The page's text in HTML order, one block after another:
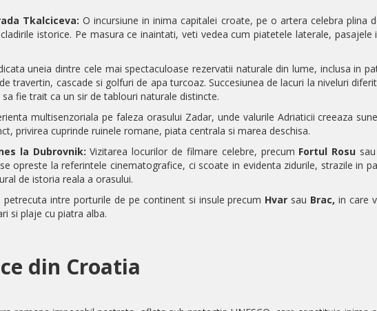
Tkalciceva: O incursiune in inima capitalei croate, pe o artera celebra plina
istorice. Pe masura ce inaintati, veti vedea cum piatetele laterale,
uneia dintre cele mai spectaculoase rezervatii naturale din lume, inclusa in
travertin, cascade si golfuri de apa turcoaz. Succesiunea de lacuri la niveluri
fie trait ca un sir de tablouri naturale distincte.
multisenzoriala pe faleza orasului Zadar, unde valurile Adriaticii creeaza
privirea cuprinde ruinele romane, piata centrala si marea deschisa.
la Dubrovnik: Vizitarea locurilor de filmare celebre, precum Fortul Rosu sau
opreste la referintele cinematografice, ci scoate in evidenta zidurile, strazile in
de istoria reala a orasului.
petrecuta intre porturile de pe continent si insule precum Hvar sau Brac, in care
si plaje cu piatra alba.
din Croatia